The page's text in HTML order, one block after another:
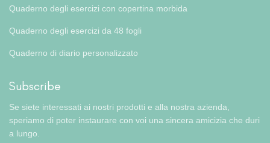
Quaderno degli esercizi con copertina morbida
Quaderno degli esercizi da 48 fogli
Quaderno di diario personalizzato
Subscribe
Se siete interessati ai nostri prodotti e alla nostra azienda,
speriamo di poter instaurare con voi una sincera amicizia che duri
a lungo.